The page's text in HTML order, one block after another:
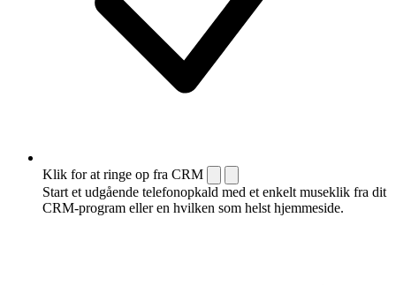
Klik for at ringe op fra CRM
Start et udgående telefonopkald med et enkelt museklik fra dit
CRM-program eller en hvilken som helst hjemmeside.